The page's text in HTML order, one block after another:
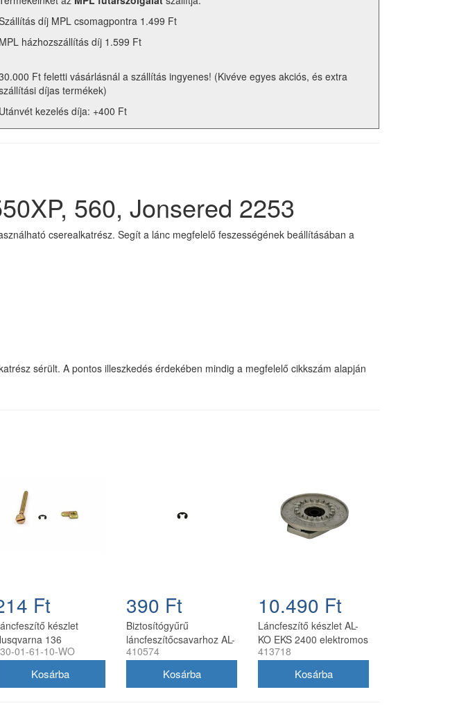
díj MPL csomagpontra 1.499 Ft
MPL házhozszállítás díj 1.599 Ft
Ft feletti vásárlásnál a szállítás ingyenes! (Kivéve egyes akciós, és extra
díjas termékek)
Utánvét kezelés díja: +400 Ft
560, Jonsered 2253
cserealkatrész. Segít a lánc megfelelő feszességének beállításában a
sérült. A pontos illeszkedés érdekében mindig a megfelelő cikkszám alapján
Ft
készlet
136
01-61-10-WO
390 Ft
Biztosítógyűrű
láncfeszítőcsavarhoz AL-
KO BKS láncfűrészhez
410574
10.490 Ft
Láncfeszítő készlet AL-
KO EKS 2400 elektromos
láncfűrészhez
413718